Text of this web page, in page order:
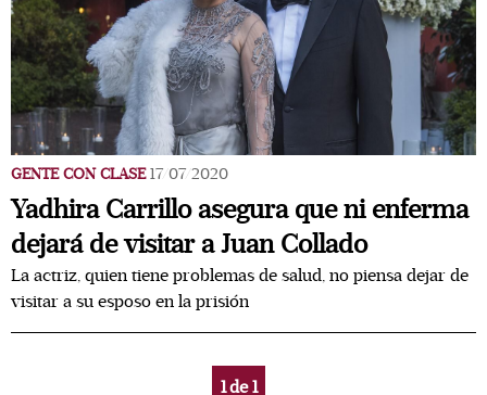
GENTE CON CLASE 17/07/2020
Yadhira Carrillo asegura que ni enferma
dejará de visitar a Juan Collado
La actriz, quien tiene problemas de salud, no piensa dejar de
visitar a su esposo en la prisión
1de1